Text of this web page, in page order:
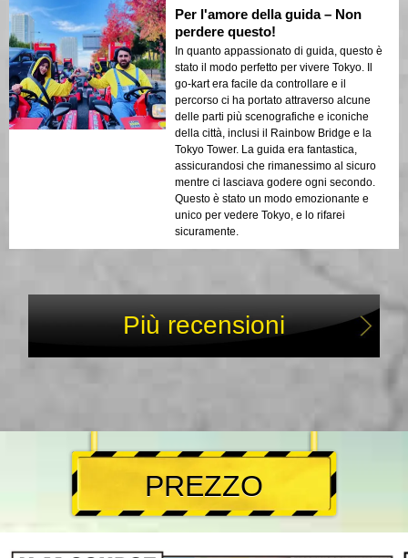
Per l'amore della guida – Non
perdere questo!
In quanto appassionato di guida, questo è
stato il modo perfetto per vivere Tokyo. Il
go-kart era facile da controllare e il
percorso ci ha portato attraverso alcune
delle parti più scenografiche e iconiche
della città, inclusi il Rainbow Bridge e la
Tokyo Tower. La guida era fantastica,
assicurandosi che rimanessimo al sicuro
mentre ci lasciava godere ogni secondo.
Questo è stato un modo emozionante e
unico per vedere Tokyo, e lo rifarei
sicuramente.
Più recensioni
PREZZO